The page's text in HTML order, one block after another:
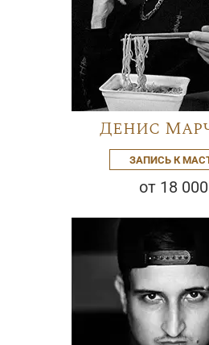
Денис
ЗАПИСЬ К
от 18